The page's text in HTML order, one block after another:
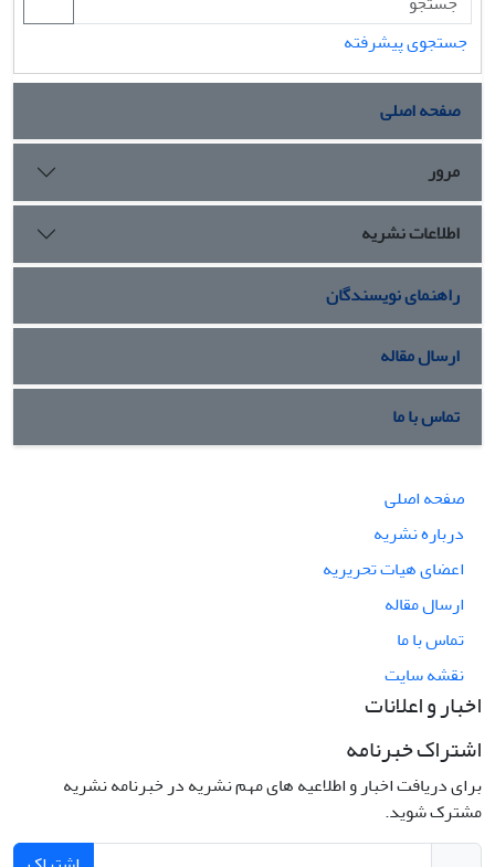
جستجوی پیشرفته
صفحه اصلی
مرور
اطلاعات نشریه
راهنمای نویسندگان
ارسال مقاله
تماس با ما
صفحه اصلی
درباره نشریه
اعضای هیات تحریریه
ارسال مقاله
تماس با ما
نقشه سایت
اخبار و اعلانات
اشتراک خبرنامه
برای دریافت اخبار و اطلاعیه های مهم نشریه در خبرنامه نشریه
مشترک شوید.